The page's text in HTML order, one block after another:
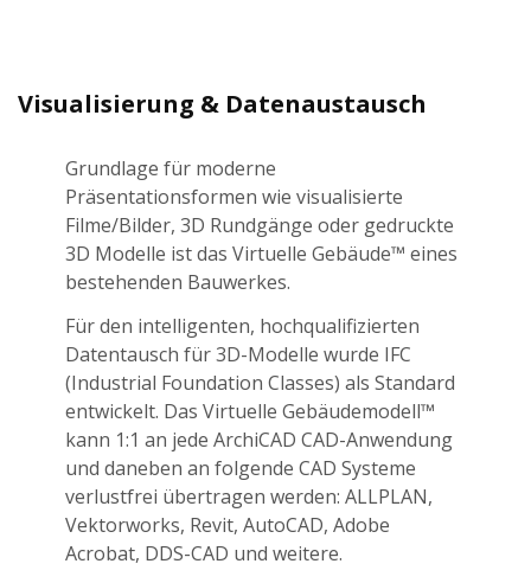
Visualisierung & Datenaustausch
Grundlage für moderne
Präsentationsformen wie visualisierte
Filme/Bilder, 3D Rundgänge oder gedruckte
3D Modelle ist das Virtuelle Gebäude™ eines
bestehenden Bauwerkes.
Für den intelligenten, hochqualifizierten
Datentausch für 3D-Modelle wurde IFC
(Industrial Foundation Classes) als Standard
entwickelt. Das Virtuelle Gebäudemodell™
kann 1:1 an jede ArchiCAD CAD-Anwendung
und daneben an folgende CAD Systeme
verlustfrei übertragen werden: ALLPLAN,
Vektorworks, Revit, AutoCAD, Adobe
Acrobat, DDS-CAD und weitere.